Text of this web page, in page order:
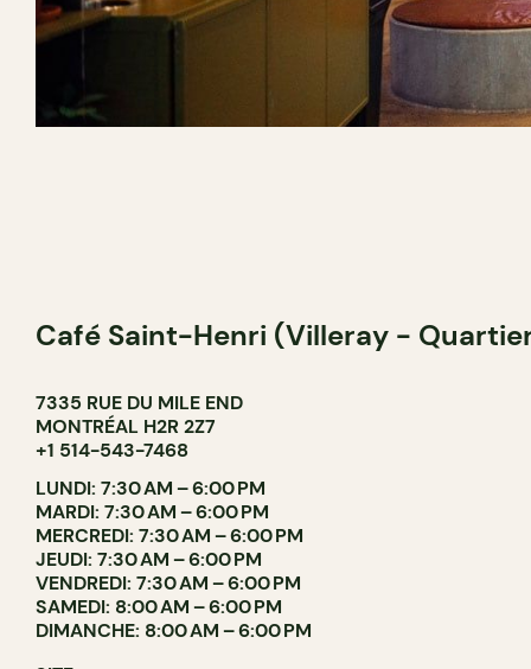
Café Saint-Henri (Villeray -
7335 RUE DU MILE END
MONTRÉAL H2R 2Z7
+1 514-543-7468
LUNDI: 7:30 AM – 6:00 PM
MARDI: 7:30 AM – 6:00 PM
MERCREDI: 7:30 AM – 6:00 PM
JEUDI: 7:30 AM – 6:00 PM
VENDREDI: 7:30 AM – 6:00 PM
SAMEDI: 8:00 AM – 6:00 PM
DIMANCHE: 8:00 AM – 6:00 PM